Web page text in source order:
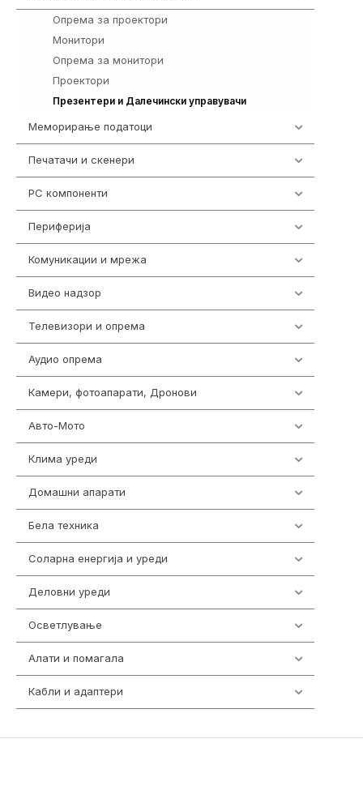
Опрема за проектори
Монитори
Опрема за монитори
Проектори
Презентери и Далечински управувачи
Меморирање податоци
Печатачи и скенери
PC компоненти
Периферија
Комуникации и мрежа
Видео надзор
Телевизори и опрема
Аудио опрема
Камери, фотоапарати, Дронови
Авто-Мото
Клима уреди
Домашни апарати
Бела техника
Соларна енергија и уреди
Деловни уреди
Осветлување
Алати и помагала
Кабли и адаптери